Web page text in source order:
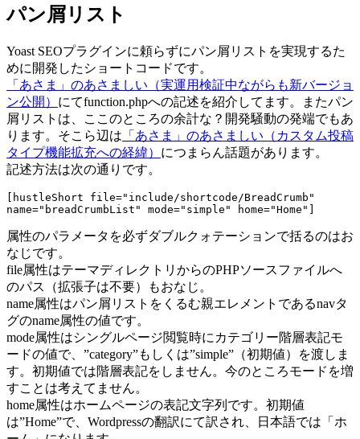
パン屑リスト
Yoast SEOプラグインに頼らずにパン屑リストを実現するた
めに開発したショートコードです。
「あさま」のあさましい（実運用検証中ながらも新バージョ
ン公開） にてfunction.phpへの記述を紹介してます。またパン
屑リストは、ここのところの余計な？開発騒動の発端でもあ
ります。そこら辺は 「あさま」のあさましい（カスタム投稿
タイプ機能拡充への経緯） につまらん話題があります。
記述方法は次の通りです。
[hustleShort file="include/shortcode/BreadCrumb"
name="breadCrumbList" mode="simple" home="Home"]
属性のパラメータを必ずダブルクォテーションで括るのはお
なじです。
file属性はテーマディレクトリからのPHPソースファイルへ
のパス（拡張子は不要）もおなじ。
name属性はパン屑リストをくるむ親エレメントであるnavタ
グのname属性の値です。
mode属性はシングルページ閲覧時にカテゴリー階層表記モ
ードの値で、”category”もしくは”simple”（初期値）を渡しま
す。初期値では階層表記をしません。今のところモードを増
すことは考えてません。
home属性はホームページの表記文字列です。初期値
は”Home”で、Wordpressの翻訳にて訳され、日本語では「ホ